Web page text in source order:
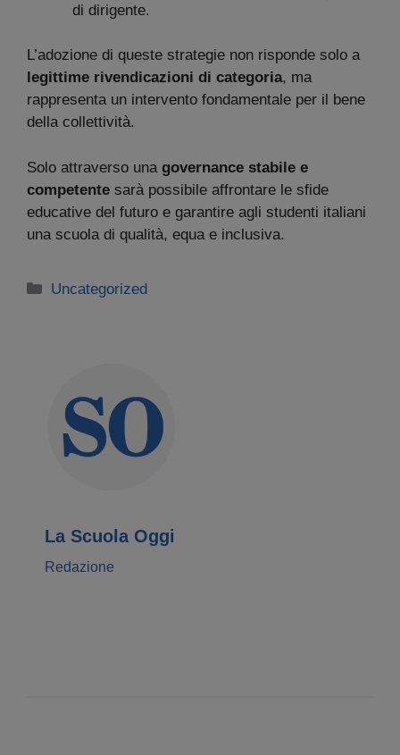
di dirigente.
L’adozione di queste strategie non risponde solo a
legittime rivendicazioni di categoria, ma
rappresenta un intervento fondamentale per il bene
della collettività.
Solo attraverso una governance stabile e
competente sarà possibile affrontare le sfide
educative del futuro e garantire agli studenti italiani
una scuola di qualità, equa e inclusiva.
Categorie
Uncategorized
La Scuola Oggi
Redazione